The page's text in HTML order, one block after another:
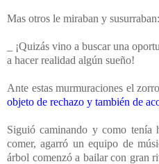
Mas otros le miraban y susurraban:
_ ¡Quizás vino a buscar una
a hacer realidad algún sueño!
Ante estas murmuraciones el
objeto de rechazo y también de
Siguió caminando y como tenía
comer, agarró un equipo de
árbol comenzó a bailar con gran